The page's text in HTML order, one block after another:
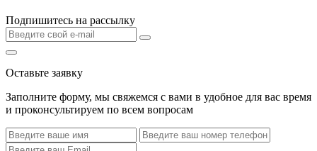
Подпишитесь на рассылку
Оставьте заявку
Заполните форму, мы свяжемся с вами в удобное для вас время
и проконсультируем по всем вопросам